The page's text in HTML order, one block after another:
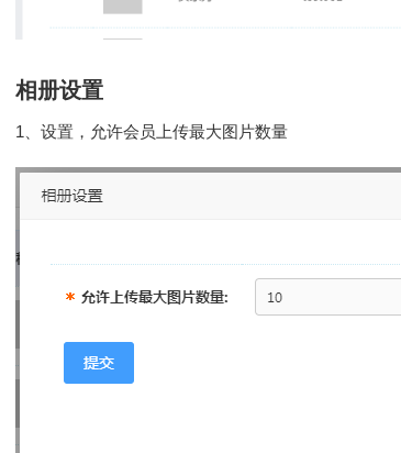
相册设置
1、设置，允许会员上传最大图片数量